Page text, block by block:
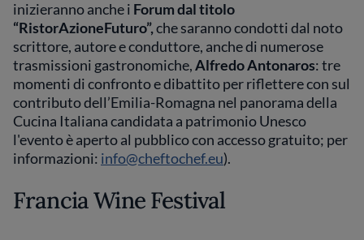
inizieranno anche i Forum dal titolo
“RistorAzioneFuturo”,che saranno condotti dal noto
scrittore, autore e conduttore, anche di numerose
trasmissioni gastronomiche,Alfredo Antonaros: tre
momenti di confronto e dibattito per riflettere con sul
contributo dell’Emilia-Romagna nel panorama della
Cucina Italiana candidata a patrimonio Unesco
l'evento è aperto al pubblico con accesso gratuito; per
informazioni: info@cheftochef.eu).
Francia Wine Festival